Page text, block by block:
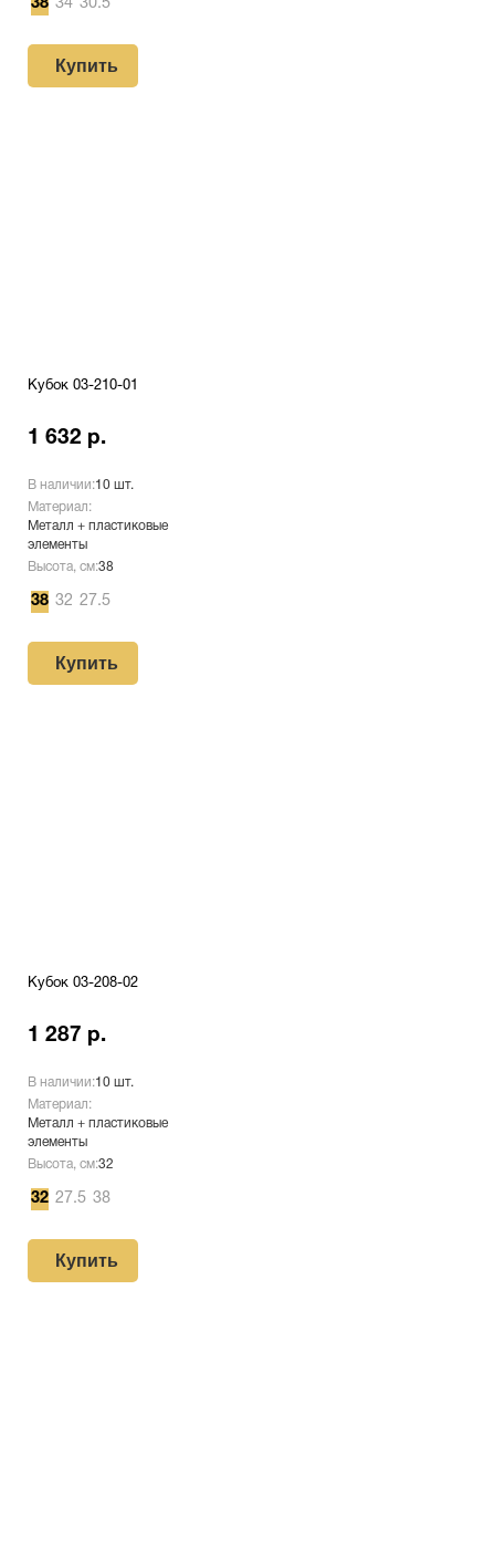
38 34 30.5
Купить
Кубок 03-210-01
1 632 р.
В наличии:10 шт.
Материал:
Металл + пластиковые
элементы
Высота, см:38
38 32 27.5
Купить
Кубок 03-208-02
1 287 р.
В наличии:10 шт.
Материал:
Металл + пластиковые
элементы
Высота, см:32
32 27.5 38
Купить